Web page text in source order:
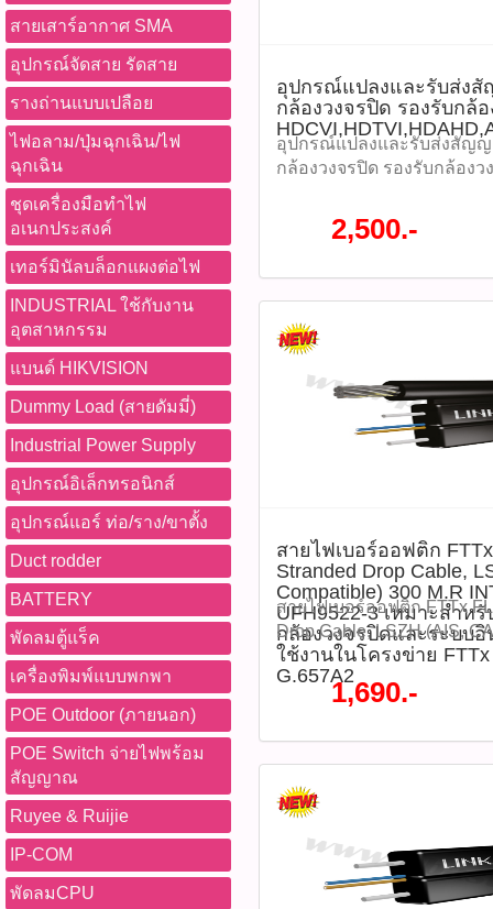
สายเสาร์อากาศ SMA
อุปกรณ์จัดสาย รัดสาย
รางถ่านแบบเปลือย
ไฟอลาม/ปุ่มฉุกเฉิน/ไฟ
ฉุกเฉิน
ชุดเครื่องมือทำไฟ
อเนกประสงค์
เทอร์มินัลบล็อกแผงต่อไฟ
INDUSTRIAL ใช้กับงาน
อุตสาหกรรม
แบนด์ HIKVISION
Dummy Load (สายดัมมี่)
Industrial Power Supply
อุปกรณ์อิเล็กทรอนิกส์
อุปกรณ์แอร์ ท่อ/ราง/ขาตั้ง
Duct rodder
BATTERY
พัดลมตู้แร็ค
เครื่องพิมพ์แบบพกพา
POE Outdoor (ภายนอก)
POE Switch จ่ายไฟพร้อม
สัญญาณ
Ruyee & Ruijie
IP-COM
พัดลมCPU
-รองรับมาตรฐาน ITU-T
ใช้งานร่วมกับ G.652 ได้อย่
-โครงสร้างเรียบง่าย น้ำหนัก
เหมาะสำหรับการติดตั้งที่หล
-ง่ายต่อการลอกสายและเชื่
เมื่อเกิดไฟไหม้ tags : สายไ
Fiber Optic Cable, OVAL
Series, LSZH, Distribution
UFH9222, สายไฟเบอร์ภา
FTTH, Single Mode,
เมตร ติดตามโปรโมชั่นทั้ง
987-3656 (saleธิป)
2686 (sale ตี๋)
@peeranun8336
อุปกรณ์แปลงและรับส่ง
กล้องวงจรปิด รองรับกล้
อุปกรณ์แปลงและรับส่งสัญ
กล้องวงจรปิด รองรับกล้องว
ละเอียดสูงสุด 1080P
(2ล้านพิกเซล) ใช้ได้กับสัญ
สายไฟเบอร์ออฟติก : 10KG
1310/1550nm รองรับสัญญ
4port /4 Imput รองรับความ
HD720p, HD960P,
ภาพก่อนเข้า (ตัวส่ง) : 100-
ที่นี้ 065-862-4063(sale โอ๊
987-3656 (saleธิป)
2686 (sale ตี๋)
2,500.-
สายไฟเบอร์ออฟติก
Stranded Drop Cable,
Compatible) 300 M.R
UFH9522-3 เหมาะสำ
กล้องวงจรปิดและระบบอิ
ใช้งานในโครงข่าย
G.657A2
สายไฟเบอร์ออฟติก FTTx
Drop Cable, LSZH (AIS,
M.R INTERLINK รุ่น
งานเดินสัญญาณกล้องวงจร
เนต สำหรับใช้งานในโครง
และแสงแดด ตัวสายไม่มีส่ว
ปลอดภัยจากกระแสไฟฟ้า
MIDYEAR SALE 2026 ล
ราคา 2,020 บาท ลดเหลือร
UFH9522-3 (รหัสสินค้า :
1,690.-